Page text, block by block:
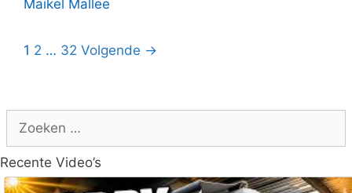
Maikel Mallee
1 2 … 32 Volgende →
naar:
Recente Video’s